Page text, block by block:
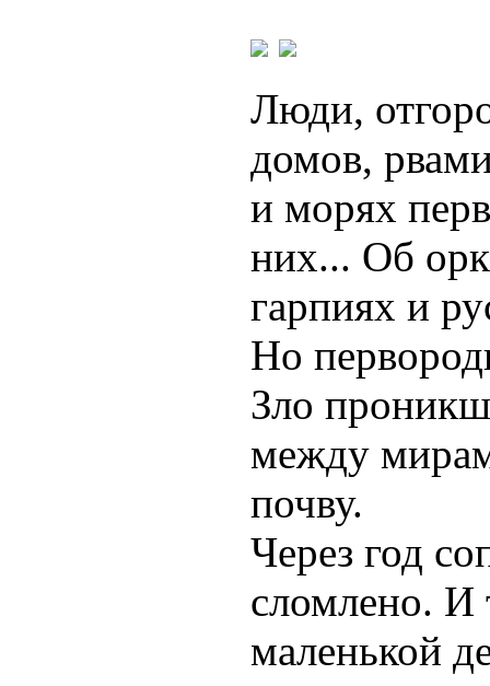
Люди,
домов,
и морях
них... Об
гарпиях и
Но
Зло
между
почву.
Через год
сломлено. И
маленькой